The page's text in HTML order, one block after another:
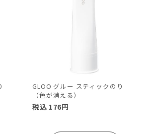
GLOO グルー スティックのり
（色が消える）
税込 176円